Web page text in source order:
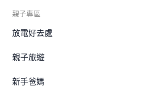
親子專區
放電好去處
親子旅遊
新手爸媽